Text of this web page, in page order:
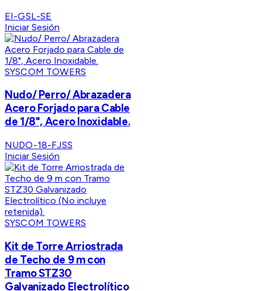
EI-GSL-SE
Iniciar Sesión
SYSCOM TOWERS
Nudo/ Perro/ Abrazadera
Acero Forjado para Cable
de 1/8", Acero Inoxidable.
NUDO-18-FJSS
Iniciar Sesión
SYSCOM TOWERS
Kit de Torre Arriostrada
de Techo de 9 m con
Tramo STZ30
Galvanizado Electrolítico